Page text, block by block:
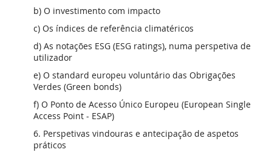
b) O investimento com impacto
c) Os índices de referência climatéricos
d) As notações ESG (ESG ratings), numa perspetiva de
utilizador
e) O standard europeu voluntário das Obrigações
Verdes (Green bonds)
f) O Ponto de Acesso Único Europeu (European Single
Access Point - ESAP)
6. Perspetivas vindouras e antecipação de aspetos
práticos